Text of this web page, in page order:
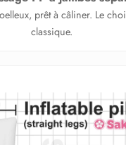
prêt à câliner. Le
classique.